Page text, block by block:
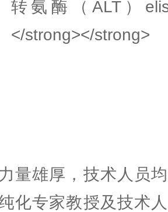
量雄厚，技术人员
化专家教授及技术